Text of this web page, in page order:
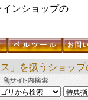
ンショップの
ス」を扱うショッ